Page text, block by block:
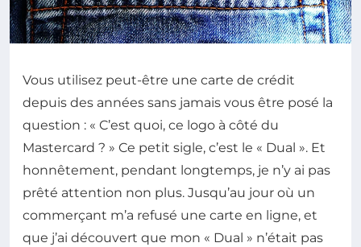
Vous utilisez peut-être une carte de crédit
depuis des années sans jamais vous être posé la
question : « C’est quoi, ce logo à côté du
Mastercard ? » Ce petit sigle, c’est le « Dual ». Et
honnêtement, pendant longtemps, je n’y ai pas
prêté attention non plus. Jusqu’au jour où un
commerçant m’a refusé une carte en ligne, et
que j’ai découvert que mon « Dual » n’était pas